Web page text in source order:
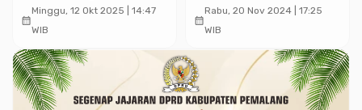
Meriahkan Peringatan
Hari Kesatuan Gerak
calendar_month
Minggu, 12 Okt 2025 | 14:47
WIB
Volly Antar Ranting
Peringati Hari Guru
calendar_month
Rabu, 20 Nov 2024 | 17:25
WIB